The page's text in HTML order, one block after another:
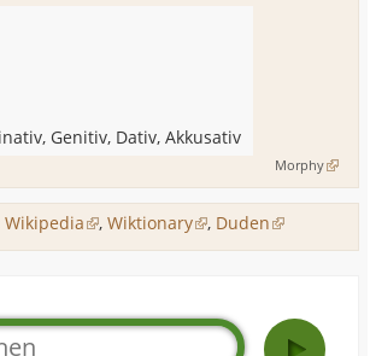
Genitiv, Dativ, Akkusativ
Morphy
Wikipedia ,Wiktionary , Duden